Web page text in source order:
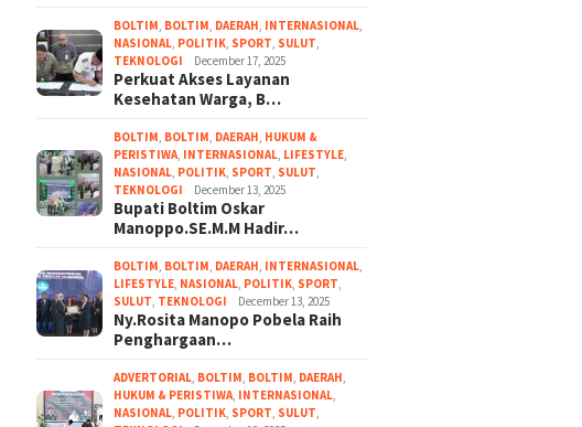
BOLTIM, BOLTIM, DAERAH, INTERNASIONAL,
NASIONAL, POLITIK, SPORT, SULUT,
TEKNOLOGI
December 17, 2025
Perkuat Akses Layanan
Kesehatan Warga, B…
BOLTIM, BOLTIM, DAERAH, HUKUM &
PERISTIWA, INTERNASIONAL, LIFESTYLE,
NASIONAL, POLITIK, SPORT, SULUT,
TEKNOLOGI
December 13, 2025
Bupati Boltim Oskar
Manoppo.SE.M.M Hadir…
BOLTIM, BOLTIM, DAERAH, INTERNASIONAL,
LIFESTYLE, NASIONAL, POLITIK, SPORT,
SULUT, TEKNOLOGI December 13, 2025
Ny.Rosita Manopo Pobela Raih
Penghargaan…
ADVERTORIAL, BOLTIM, BOLTIM, DAERAH,
HUKUM & PERISTIWA, INTERNASIONAL,
NASIONAL, POLITIK, SPORT, SULUT,